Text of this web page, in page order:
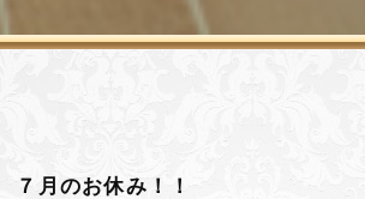
７月のお休み！！